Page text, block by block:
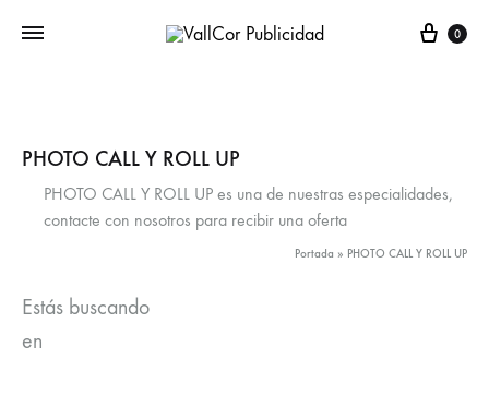
Carro
0
PHOTO CALL Y ROLL UP
PHOTO CALL Y ROLL UP es una de nuestras especialidades,
contacte con nosotros para recibir una oferta
Portada » PHOTO CALL Y ROLL UP
Estás buscando
en